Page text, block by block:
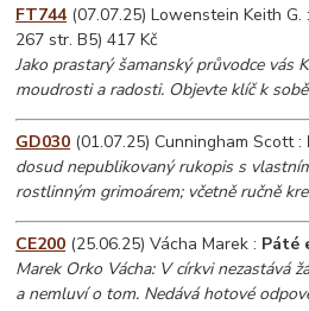
FT744 (07.07.25) Lowenstein Keith G. :
267 str. B5) 417 Kč
Jako prastarý šamanský průvodce vás
moudrosti a radosti. Objevte klíč k
GD030 (01.07.25) Cunningham Scott :
dosud nepublikovaný rukopis s
rostlinným grimoárem; včetně ručně
CE200 (25.06.25) Vácha Marek : Páté
Marek Orko Vácha: V církvi nezastává
a nemluví o tom. Nedává hotové